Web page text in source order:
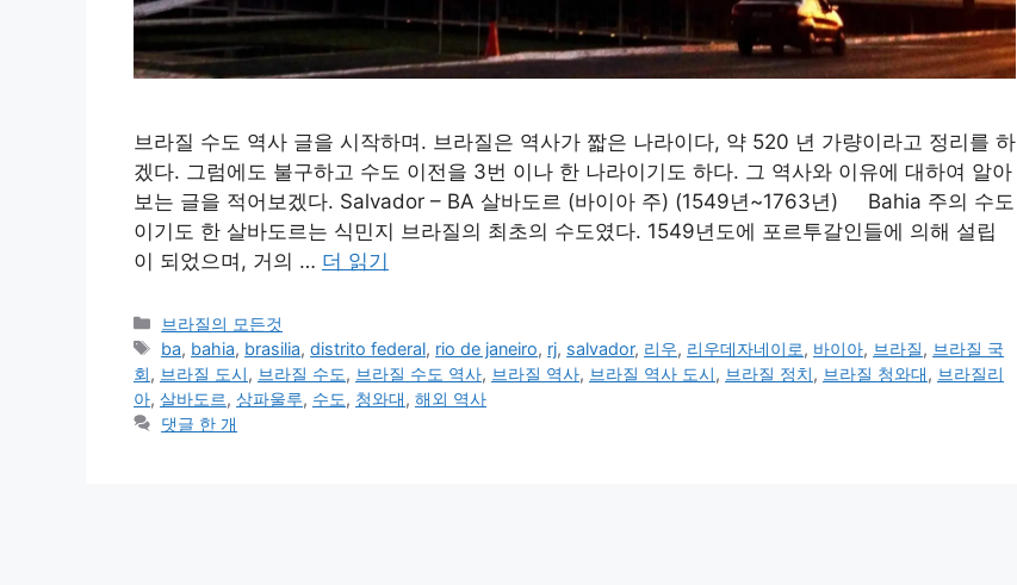
브라질 수도 역사 글을 시작하며. 브라질은 역사가 짧은 나라이다, 약 520 년 가량이라고 정리를 하
겠다. 그럼에도 불구하고 수도 이전을 3번 이나 한 나라이기도 하다. 그 역사와 이유에 대하여 알아
보는 글을 적어보겠다. Salvador – BA 살바도르 (바이아 주) (1549년~1763년) Bahia 주의 수도
이기도 한 살바도르는 식민지 브라질의 최초의 수도였다. 1549년도에 포르투갈인들에 의해 설립
이 되었으며, 거의 … 더 읽기
카
테
고
리
브라질의 모든것
태
그
ba, bahia, brasilia,distrito federal, rio de janeiro, rj, salvador, 리우, 리우데자네이로, 바이아, 브라질, 브라질 국
회, 브라질 도시, 브라질 수도, 브라질 수도 역사, 브라질 역사, 브라질 역사 도시, 브라질 정치, 브라질 청와대, 브라질리
아, 살바도르, 상파울루, 수도, 청와대, 해외 역사
댓글 한 개